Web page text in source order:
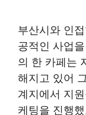
부산시와 인
공적인 사업
의 한 카페는
해지고 있어
계지에서 지
케팅을 진행